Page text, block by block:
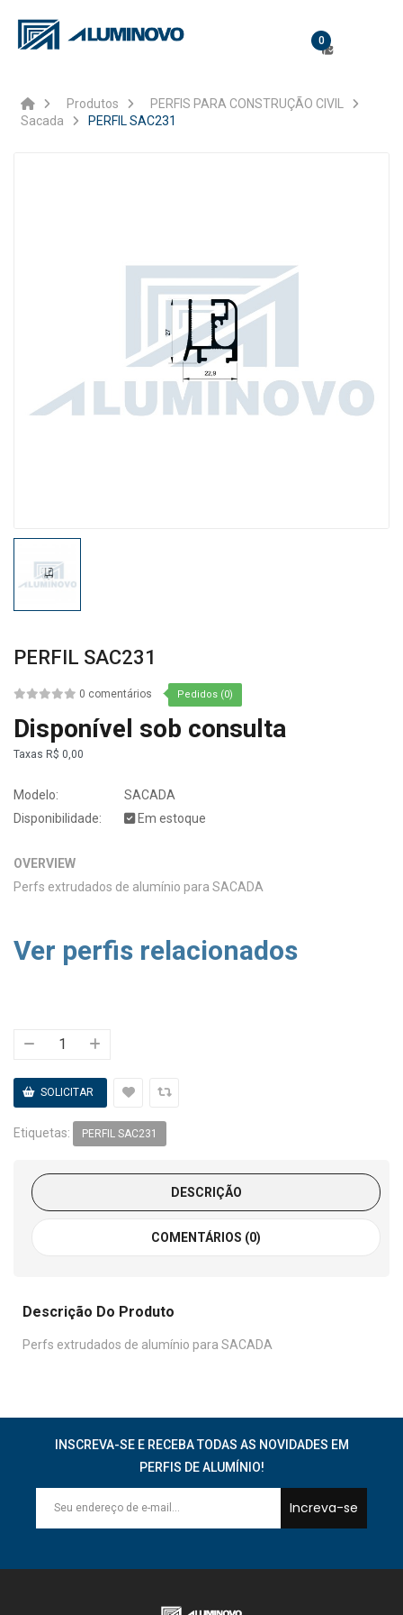
0
Produtos
PERFIS PARA CONSTRUÇÃO CIVIL
Sacada
PERFIL SAC231
PERFIL SAC231
0 comentários Pedidos (0)
Disponível sob consulta
Taxas R$ 0,00
Modelo:
SACADA
Disponibilidade:
Em estoque
OVERVIEW
Perfs extrudados de alumínio para SACADA
Ver perfis relacionados
Etiquetas: PERFIL SAC231
DESCRIÇÃO
COMENTÁRIOS (0)
Descrição Do Produto
Perfs extrudados de alumínio para SACADA
INSCREVA-SE E RECEBA TODAS AS NOVIDADES EM
PERFIS DE ALUMÍNIO!
Increva-se